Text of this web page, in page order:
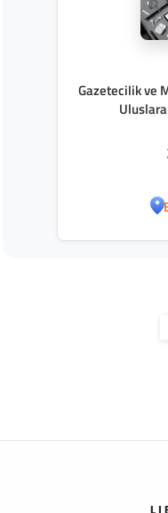
Gazetecilik ve